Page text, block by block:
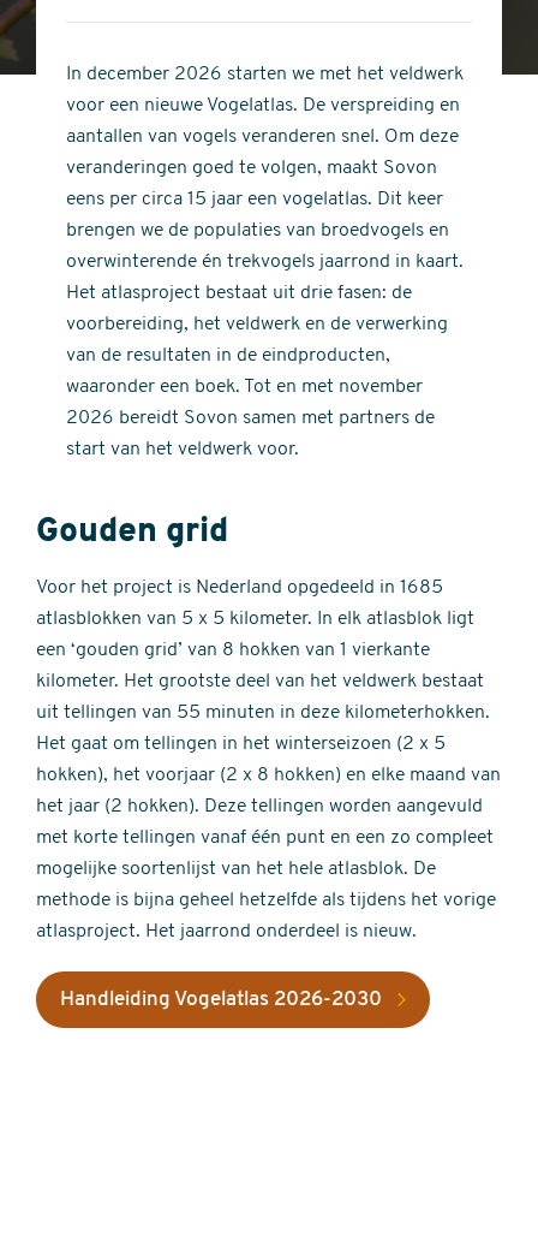
stars
of
stars
In december 2026 starten we met het veldwerk
voor een nieuwe Vogelatlas. De verspreiding en
aantallen van vogels veranderen snel. Om deze
veranderingen goed te volgen, maakt Sovon
eens per circa 15 jaar een vogelatlas. Dit keer
brengen we de populaties van broedvogels en
overwinterende én trekvogels jaarrond in kaart.
Het atlasproject bestaat uit drie fasen: de
voorbereiding, het veldwerk en de verwerking
van de resultaten in de eindproducten,
waaronder een boek. Tot en met november
2026 bereidt Sovon samen met partners de
start van het veldwerk voor.
Gouden grid
Voor het project is Nederland opgedeeld in 1685
atlasblokken van 5 x 5 kilometer. In elk atlasblok ligt
een ‘gouden grid’ van 8 hokken van 1 vierkante
kilometer. Het grootste deel van het veldwerk bestaat
uit tellingen van 55 minuten in deze kilometerhokken.
Het gaat om tellingen in het winterseizoen (2 x 5
hokken), het voorjaar (2 x 8 hokken) en elke maand van
het jaar (2 hokken). Deze tellingen worden aangevuld
met korte tellingen vanaf één punt en een zo compleet
mogelijke soortenlijst van het hele atlasblok. De
methode is bijna geheel hetzelfde als tijdens het vorige
atlasproject. Het jaarrond onderdeel is nieuw.
Handleiding Vogelatlas 2026-2030